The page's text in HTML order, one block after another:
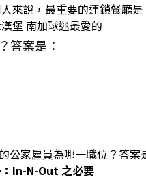
來說，最重要的連鎖餐廳
漢堡 南加球迷最愛的
答案是：
公家雇員為哪一職位？答案
In-N-Out 之必要